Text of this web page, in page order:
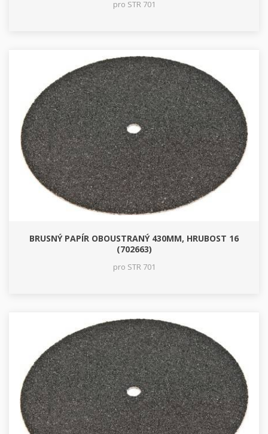
pro STR 701
BRUSNÝ PAPÍR OBOUSTRANÝ 430MM, HRUBOST 16
(702663)
pro STR 701